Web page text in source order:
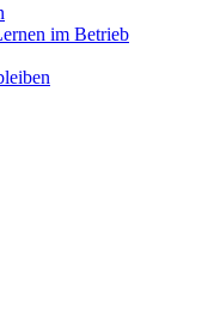
im Betrieb